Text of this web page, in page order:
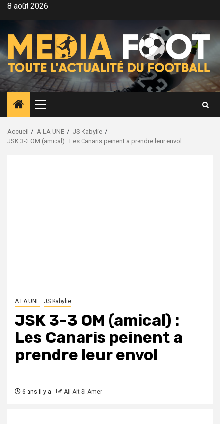
Aller8 août 2026
Menu
principal
Accueil A LA UNE
JS Kabylie
JSK 3-3 OM (amical) : Les Canaris peinent a prendre leur envol
A LA UNE JS Kabylie
JSK 3-3 OM (amical) :
Les Canaris peinent a
prendre leur envol
6 ans il y a Ali Ait Si Amer